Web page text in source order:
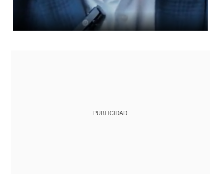
PUBLICIDAD